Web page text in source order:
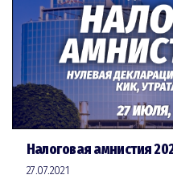
Налоговая амнистия
27.07.2021